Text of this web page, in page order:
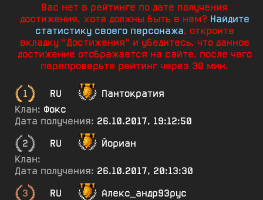
Вас нет в рейтинге по дате получения
достижения, хотя должны быть в нем? Найдите
статистику своего персонажа, откройте
вкладку "Достижения" и убедитесь, что данное
достижение отображается на сайте, после чего
перепроверьте рейтинг через 30 мин.
1 RU
Пантократия
Клан: Фокс
Дата получения: 26.10.2017, 19:12:50
2
RU
Йориан
Клан:
Дата получения: 26.10.2017, 20:13:30
3
RU
Алекс_андр93рус